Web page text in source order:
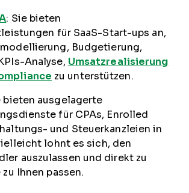
: Sie bieten
für SaaS-Start-ups an,
Budgetierung,
Analyse, Umsatzrealisierung
zu unterstützen.
bieten ausgelagerte
für CPAs, Enrolled
und Steuerkanzleien in
lohnt es sich, den
auszulassen und direkt zu
Ihnen passen.